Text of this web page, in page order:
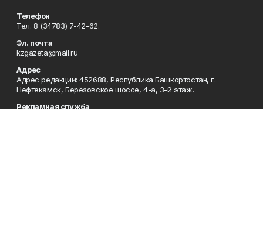
Телефон
Тел. 8 (34783) 7-42-62.
Эл. почта
kzgazeta@mail.ru
Адрес
Адрес редакции: 452688, Республика Башкортостан, г.
Нефтекамск, Берёзовское шоссе, 4-а, 3-й этаж.
Рекламная служба